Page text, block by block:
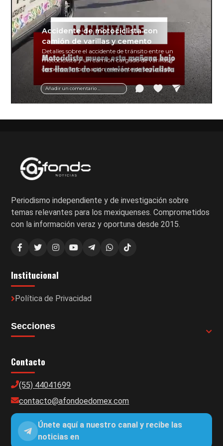
Añadir un comentario ...
Accidente de motociclista con
camión de varillas y cemento
Detalles sobre el accidente de tránsito entre un
motociclista y un camión cargado de varillas y
cemento. Información relevante de seguridad
vial y recomendaciones para motociclistas.
Periodismo independiente y de investigación sobre
temas relevantes para los mexiquenses. Comprometidos
con la información veraz y oportuna desde 2015.
Institucional
Política de Privacidad
Secciones
Contacto
(55) 44041699
contacto@afondoedomex.com
Únete aquí a nuestro canal y recibe las
noticias en